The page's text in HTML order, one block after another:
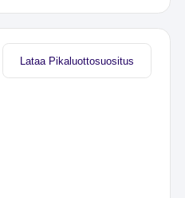
Lataa Pikaluottosuositus